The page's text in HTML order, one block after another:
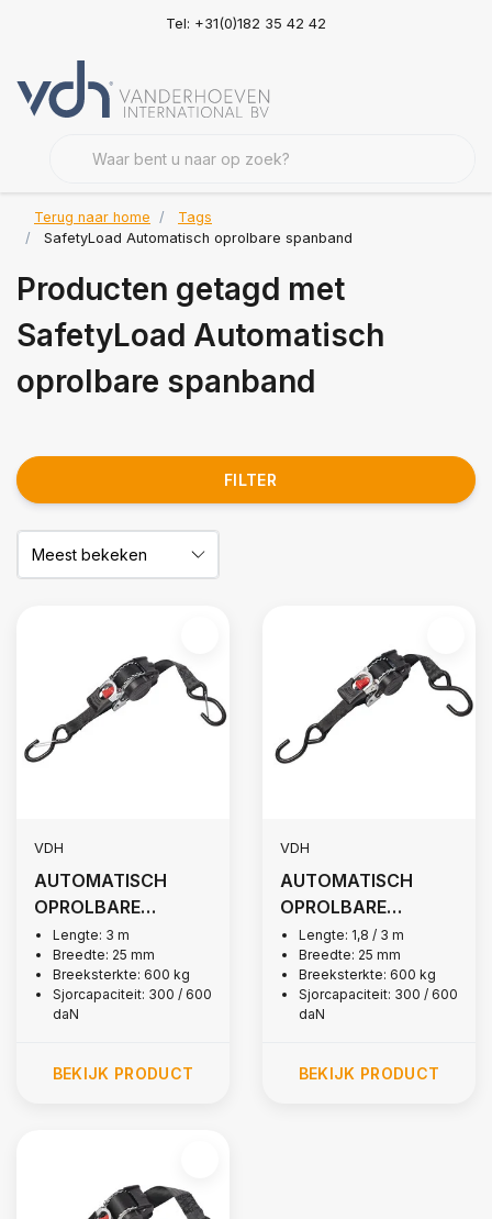
Tel: +31(0)182 35 42 42
Terug naar home
Tags
SafetyLoad Automatisch oprolbare spanband
Producten getagd met
SafetyLoad Automatisch
oprolbare spanband
FILTER
VDH
AUTOMATISCH
OPROLBARE
SPANBAND, 600 KG
+ KLEP
Lengte: 3 m
Breedte: 25 mm
Breeksterkte: 600 kg
Sjorcapaciteit: 300 / 600
daN
BEKIJK PRODUCT
VDH
AUTOMATISCH
OPROLBARE
SPANBAND, 600 KG
Lengte: 1,8 / 3 m
Breedte: 25 mm
Breeksterkte: 600 kg
Sjorcapaciteit: 300 / 600
daN
BEKIJK PRODUCT